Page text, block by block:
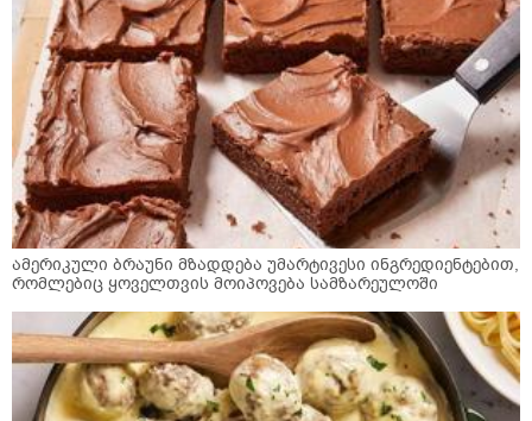
ამერიკული ბრაუნი მზადდება უმარტივესი ინგრედიენტებით,
რომლებიც ყოველთვის მოიპოვება სამზარეულოში